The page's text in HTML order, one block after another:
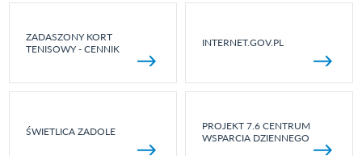
ZADASZONY KORT
TENISOWY - CENNIK
INTERNET.GOV.PL
ŚWIETLICA ZADOLE
PROJEKT 7.6 CENTRUM
WSPARCIA DZIENNEGO